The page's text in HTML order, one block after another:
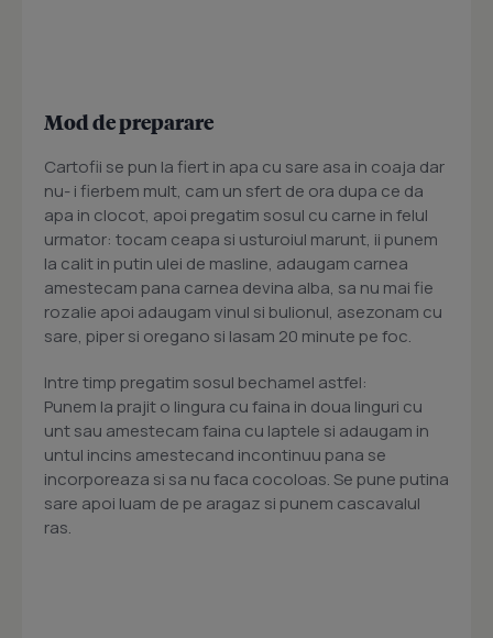
Mod de preparare
Cartofii se pun la fiert in apa cu sare asa in coaja dar
nu- i fierbem mult, cam un sfert de ora dupa ce da
apa in clocot, apoi pregatim sosul cu carne in felul
urmator: tocam ceapa si usturoiul marunt, ii punem
la calit in putin ulei de masline, adaugam carnea
amestecam pana carnea devina alba, sa nu mai fie
rozalie apoi adaugam vinul si bulionul, asezonam cu
sare, piper si oregano si lasam 20 minute pe foc.
Intre timp pregatim sosul bechamel astfel:
Punem la prajit o lingura cu faina in doua linguri cu
unt sau amestecam faina cu laptele si adaugam in
untul incins amestecand incontinuu pana se
incorporeaza si sa nu faca cocoloas. Se pune putina
sare apoi luam de pe aragaz si punem cascavalul
ras.